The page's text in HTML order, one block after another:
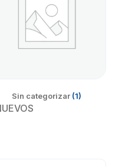
Sin categorizar (1)